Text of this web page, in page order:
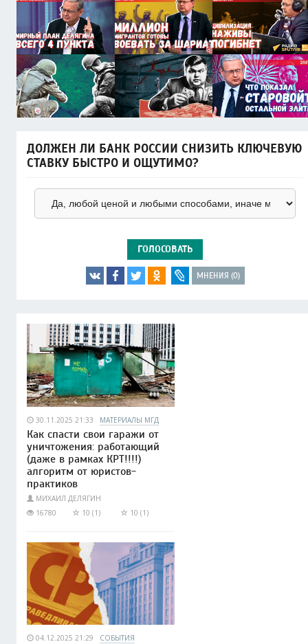
ДОЛЖЕН ЛИ БАНК РОССИИ СНИЗИТЬ КЛЮЧЕВУЮ
СТАВКУ БЫСТРО И ОЩУТИМО?
ГОЛОСОВАТЬ
МНЕНИЯ (0)
30.11.2025 21:33 МАТЕРИАЛЫ МГД
Как спасти свои гаражи от
уничтожения: работающий
(даже в рамках КРТ!!!!)
алгоритм от юристов-
практиков
МИХАИЛ ДЕЛЯГИН
16780
10 (1) 10 (1)
04.12.2025 21:29 СОБЫТИЯ